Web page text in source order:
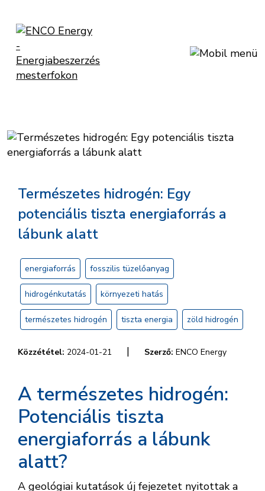
Természetes hidrogén: Egy
potenciális tiszta energiaforrás a
lábunk alatt
energiaforrás fosszilis tüzelőanyag
hidrogénkutatás környezeti hatás
természetes hidrogén tiszta energia zöld hidrogén
Közzététel: 2024-01-21 | Szerző: ENCO Energy
A természetes hidrogén:
Potenciális tiszta
energiaforrás a lábunk
alatt?
A geológiai kutatások új fejezetet nyitottak a